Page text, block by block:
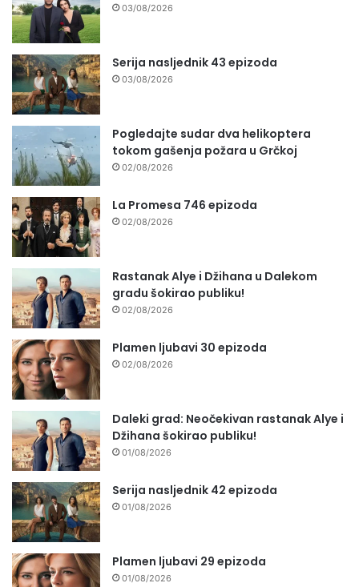
03/08/2026
Serija nasljednik 43 epizoda
03/08/2026
Pogledajte sudar dva helikoptera
tokom gašenja požara u Grčkoj
02/08/2026
La Promesa 746 epizoda
02/08/2026
Rastanak Alye i Džihana u Dalekom
gradu šokirao publiku!
02/08/2026
Plamen ljubavi 30 epizoda
02/08/2026
Daleki grad: Neočekivan rastanak Alye i
Džihana šokirao publiku!
01/08/2026
Serija nasljednik 42 epizoda
01/08/2026
Plamen ljubavi 29 epizoda
01/08/2026